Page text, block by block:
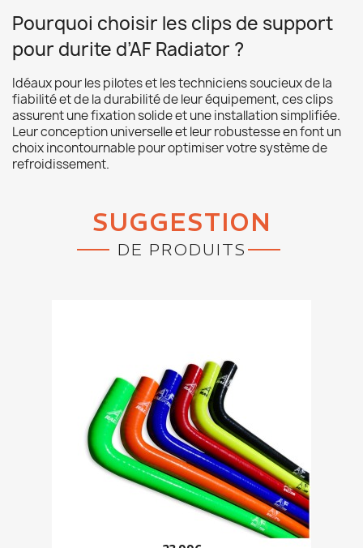
Pourquoi choisir les clips de support
pour durite d’AF Radiator ?
Idéaux pour les pilotes et les techniciens soucieux de la
fiabilité et de la durabilité de leur équipement, ces clips
assurent une fixation solide et une installation simplifiée.
Leur conception universelle et leur robustesse en font un
choix incontournable pour optimiser votre système de
refroidissement.
SUGGESTION
DE PRODUITS